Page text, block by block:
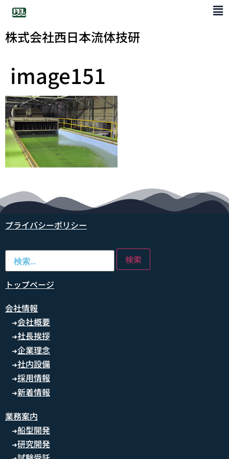
株式会社西日本流体技研
image151
プライバシーポリシー
トップページ
会社情報
➜会社概要
➜社長挨拶
➜企業理念
➜社内設備
➜採用情報
➜新着情報
業務案内
➜船型開発
➜研究開発